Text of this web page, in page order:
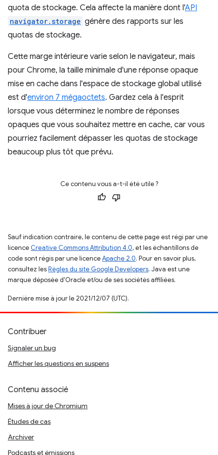
quota de stockage. Cela affecte la manière dont l'API
navigator.storage génère des rapports sur les
quotas de stockage.
Cette marge intérieure varie selon le navigateur, mais
pour Chrome, la taille minimale d'une réponse opaque
mise en cache dans l'espace de stockage global utilisé
est d'environ 7 mégaoctets. Gardez cela à l'esprit
lorsque vous déterminez le nombre de réponses
opaques que vous souhaitez mettre en cache, car vous
pourriez facilement dépasser les quotas de stockage
beaucoup plus tôt que prévu.
Ce contenu vous a-t-il été utile ?
Sauf indication contraire, le contenu de cette page est régi par une
licence Creative Commons Attribution 4.0, et les échantillons de
code sont régis par une licenceApache 2.0. Pour en savoir plus,
consultez lesRègles du site Google Developers. Java est une
marque déposée d'Oracle et/ou de ses sociétés affiliées.
Dernière mise à jour le 2021/12/07 (UTC).
Contribuer
Signaler un bug
Afficher les questions en suspens
Contenu associé
Mises à jour de Chromium
Études de cas
Archiver
Podcasts et émissions